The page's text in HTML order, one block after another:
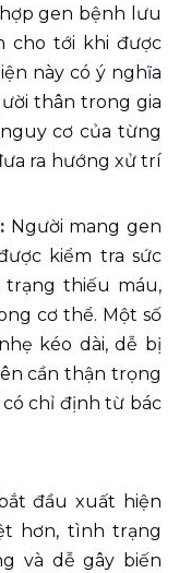
gen bệnh lưu
cho tới khi được
này có ý nghĩa
thân trong gia
cơ của từng
ra hướng xử trí
Người mang gen
kiểm tra sức
thiếu máu,
cơ thể. Một số
kéo dài, dễ bị
cần thận trọng
chỉ định từ bác
đầu xuất hiện
hơn, tình trạng
và dễ gây biến